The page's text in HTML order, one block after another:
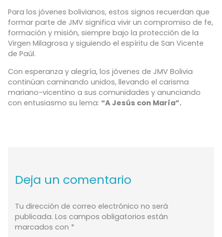
Para los jóvenes bolivianos, estos signos recuerdan que
formar parte de JMV significa vivir un compromiso de fe,
formación y misión, siempre bajo la protección de la
Virgen Milagrosa y siguiendo el espíritu de San Vicente
de Paúl.
Con esperanza y alegría, los jóvenes de JMV Bolivia
continúan caminando unidos, llevando el carisma
mariano-vicentino a sus comunidades y anunciando
con entusiasmo su lema: “A Jesús con María”.
Deja un comentario
Tu dirección de correo electrónico no será
publicada. Los campos obligatorios están
marcados con *